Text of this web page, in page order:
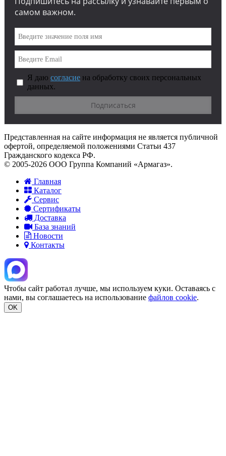
самом важном.
Я даю согласие на обработку своих персональных
данных.
Представленная на сайте информация не является публичной
офертой, определяемой положениями Статьи 437
Гражданского кодекса РФ.
© 2005-2026 ООО Группа Компаний «Армагаз».
Главная
Каталог
Сервис
Сертификаты
Доставка
База знаний
Новости
Контакты
Чтобы сайт работал лучше, мы используем куки. Оставаясь с
нами, вы соглашаетесь на использование файлов cookie.
OK